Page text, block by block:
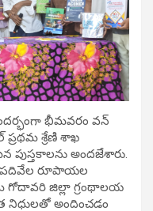
భీమవరం వన్
శ్రేణి శాఖ
పుస్తకాలను అందజేశారు.
పదివేల రూపాయల
గోదావరి జిల్లా గ్రంథాలయ
నిధులతో అందించడం